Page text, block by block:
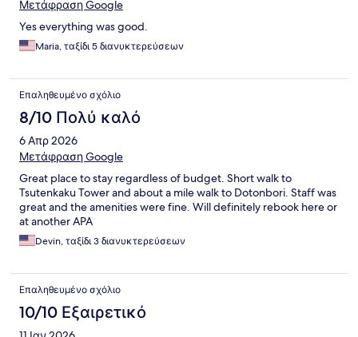
Μετάφραση Google
Yes everything was good.
Maria, ταξίδι 5 διανυκτερεύσεων
Επαληθευμένο σχόλιο
8/10 Πολύ καλό
6 Απρ 2026
Μετάφραση Google
Great place to stay regardless of budget. Short walk to
Tsutenkaku Tower and about a mile walk to Dotonbori. Staff was
great and the amenities were fine. Will definitely rebook here or
at another APA
Devin, ταξίδι 3 διανυκτερεύσεων
Επαληθευμένο σχόλιο
10/10 Εξαιρετικό